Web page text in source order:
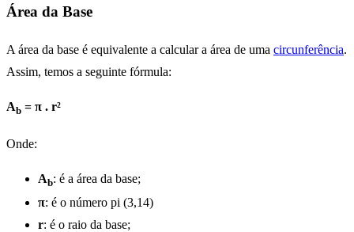
Área da Base
A área da base é equivalente a calcular a área de uma circunferência.
Assim, temos a seguinte fórmula:
Ab = π . r²
Onde:
Ab: é a área da base;
π: é o número pi (3,14)
r: é o raio da base;